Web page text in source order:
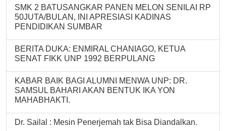
SMK 2 BATUSANGKAR PANEN MELON SENILAI RP
50JUTA/BULAN, INI APRESIASI KADINAS
PENDIDIKAN SUMBAR
BERITA DUKA: ENMIRAL CHANIAGO, KETUA
SENAT FIKK UNP 1992 BERPULANG
KABAR BAIK BAGI ALUMNI MENWA UNP: DR.
SAMSUL BAHARI AKAN BENTUK IKA YON
MAHABHAKTI.
Dr. Sailal : Mesin Penerjemah tak Bisa Diandalkan.